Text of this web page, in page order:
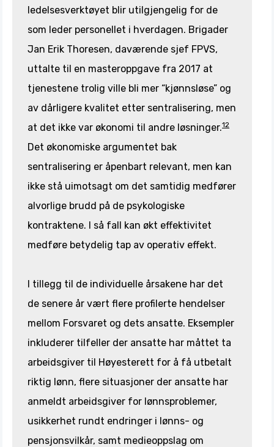
ledelsesverktøyet blir utilgjengelig for de
som leder personellet i hverdagen. Brigader
Jan Erik Thoresen, daværende sjef FPVS,
uttalte til en masteroppgave fra 2017 at
tjenestene trolig ville bli mer “kjønnsløse” og
av dårligere kvalitet etter sentralisering, men
at det ikke var økonomi til andre løsninger.12
Det økonomiske argumentet bak
sentralisering er åpenbart relevant, men kan
ikke stå uimotsagt om det samtidig medfører
alvorlige brudd på de psykologiske
kontraktene. I så fall kan økt effektivitet
medføre betydelig tap av operativ effekt.
I tillegg til de individuelle årsakene har det
de senere år vært flere profilerte hendelser
mellom Forsvaret og dets ansatte. Eksempler
inkluderer tilfeller der ansatte har måttet ta
arbeidsgiver til Høyesterett for å få utbetalt
riktig lønn, flere situasjoner der ansatte har
anmeldt arbeidsgiver for lønnsproblemer,
usikkerhet rundt endringer i lønns- og
pensjonsvilkår, samt medieoppslag om